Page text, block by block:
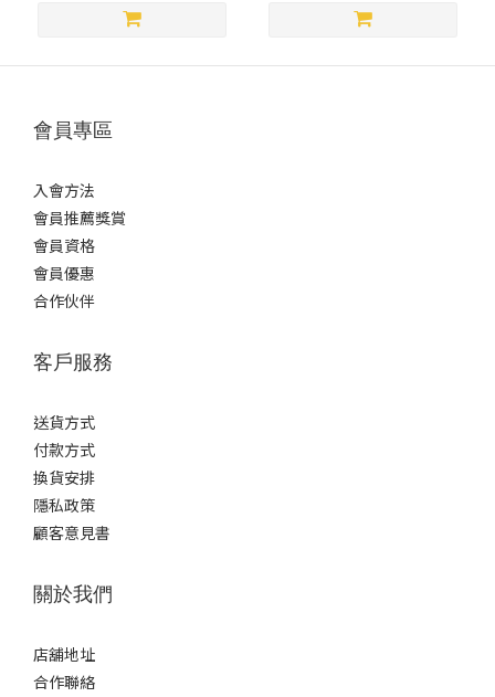
會員專區
入會方法
會員推薦獎賞
會員資格
會員優惠
合作伙伴
客戶服務
送貨方式
付款方式
換貨安排
隱私政策
顧客意見書
關於我們
店舖地址
合作聯絡